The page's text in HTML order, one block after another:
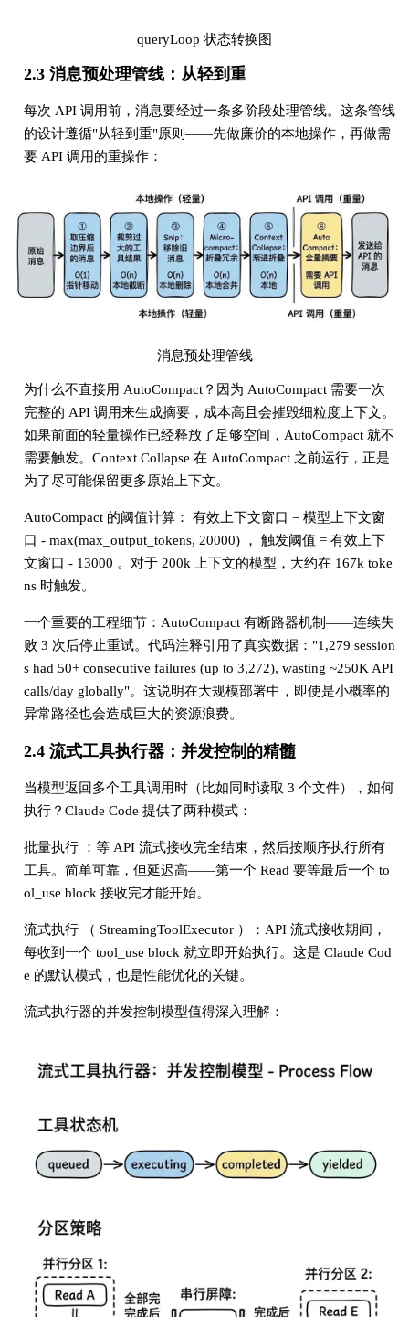
queryLoop 状态转换图
2.3 消息预处理管线：从轻到重
每次 API 调用前，消息要经过一条多阶段处理管线。这条管线
的设计遵循"从轻到重"原则——先做廉价的本地操作，再做需
要 API 调用的重操作：
消息预处理管线
为什么不直接用 AutoCompact？因为 AutoCompact 需要一次
完整的 API 调用来生成摘要，成本高且会摧毁细粒度上下文。
如果前面的轻量操作已经释放了足够空间，AutoCompact 就不
需要触发。Context Collapse 在 AutoCompact 之前运行，正是
为了尽可能保留更多原始上下文。
AutoCompact 的阈值计算： 有效上下文窗口 = 模型上下文窗
口 - max(max_output_tokens, 20000) ， 触发阈值 = 有效上下
文窗口 - 13000 。对于 200k 上下文的模型，大约在 167k toke
ns 时触发。
一个重要的工程细节：AutoCompact 有断路器机制——连续失
败 3 次后停止重试。代码注释引用了真实数据："1,279 session
s had 50+ consecutive failures (up to 3,272), wasting ~250K API
calls/day globally"。这说明在大规模部署中，即使是小概率的
异常路径也会造成巨大的资源浪费。
2.4 流式工具执行器：并发控制的精髓
当模型返回多个工具调用时（比如同时读取 3 个文件），如何
执行？Claude Code 提供了两种模式：
批量执行 ：等 API 流式接收完全结束，然后按顺序执行所有
工具。简单可靠，但延迟高——第一个 Read 要等最后一个 to
ol_use block 接收完才能开始。
流式执行 （ StreamingToolExecutor ）：API 流式接收期间，
每收到一个 tool_use block 就立即开始执行。这是 Claude Cod
e 的默认模式，也是性能优化的关键。
流式执行器的并发控制模型值得深入理解：